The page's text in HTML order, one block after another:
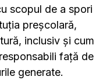
scopul de a spori
preșcolară,
inclusiv și cum
față de
generate.